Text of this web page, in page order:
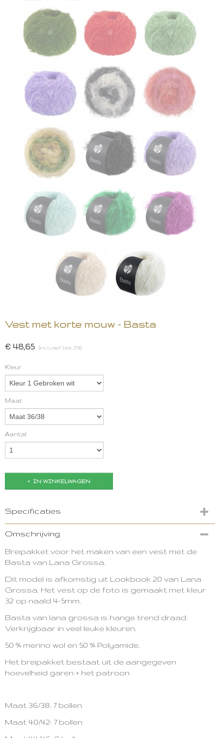
Vest met korte mouw - Basta
€ 48,65 (inclusief btw 21%)
Kleur
Maat
Aantal
IN WINKELWAGEN
Specificaties
Omschrijving
Breipakket voor het maken van een vest met de
Basta van Lana Grossa.
Dit model is afkomstig uit Lookbook 20 van Lana
Grossa. Het vest op de foto is gemaakt met kleur
32 op naald 4-5mm.
Basta van lana grossa is harige trend draad.
Verkrijgbaar in veel leuke kleuren.
50 % merino wol en 50 % Polyamide.
Het breipakket bestaat uit de aangegeven
hoevelheid garen + het patroon
Maat 36/38: 7 bollen
Maat 40/42: 7 bollen